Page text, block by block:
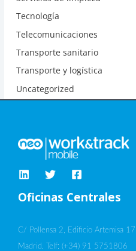
Tecnología
Telecomunicaciones
Transporte sanitario
Transporte y logística
Uncategorized
Oficinas Centrales
C/ Pollensa 2, Edificio Artemisa
Madrid. Telf: (+34) 91 5751806